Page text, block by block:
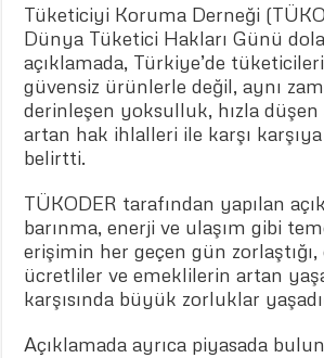
Tüketiciyi Koruma Derneği
Dünya Tüketici Hakları Günü
açıklamada, Türkiye’de
güvensiz ürünlerle değil, aynı
derinleşen yoksulluk, hızla düşen
artan hak ihlalleri ile karşı
belirtti.
TÜKODER tarafından yapılan
barınma, enerji ve ulaşım gibi
erişimin her geçen gün
ücretliler ve emeklilerin artan
karşısında büyük zorluklar
Açıklamada ayrıca piyasada